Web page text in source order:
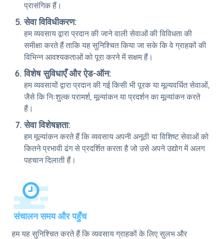
प्रासंगिक हैं।
सेवा विविधीकरण:
हम व्यवसाय द्वारा प्रदान की जाने वाली सेवाओं की विविधता की
समीक्षा करते हैं ताकि यह सुनिश्चित किया जा सके कि वे ग्राहकों की
विभिन्न आवश्यकताओं को पूरा करने में सक्षम हैं।
विशेष सुविधाएँ और ऐड-ऑन:
हम व्यवसायों द्वारा प्रदान की गई किसी भी पूरक या मूल्यवर्धित सेवाओं,
जैसे कि निःशुल्क परामर्श, मूल्यांकन या प्रदर्शन का मूल्यांकन करते
हैं।
सेवा विशेषज्ञता:
हम मूल्यांकन करते हैं कि व्यवसाय अपनी अनूठी या विशिष्ट सेवाओं को
कितने प्रभावी ढंग से प्रदर्शित करता है जो उसे अपने उद्योग में अलग
पहचान दिलाती हैं।
संचालन समय और पहुँच
हम यह सुनिश्चित करते हैं कि व्यवसाय ग्राहकों के लिए सुलभ और